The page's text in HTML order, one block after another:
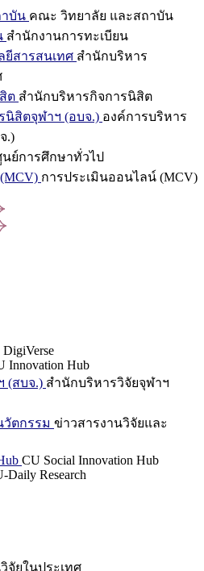
บัน คณะ วิทยาลัย และสถาบัน
สำนักงานการทะเบียน
ยีสารสนเทศ สำนักบริหาร
ต สำนักบริหารกิจการนิสิต
นิสิตจุฬาฯ (อบจ.) องค์การบริหาร
.)
ย์การศึกษาทั่วไป
การประเมินออนไลน์ (MCV)
DigiVerse
Innovation Hub
(สบจ.) สำนักบริหารวิจัยจุฬาฯ
วัตกรรม ข่าวสารงานวิจัยและ
CU Social Innovation Hub
Daily Research
จัยในประเทศ